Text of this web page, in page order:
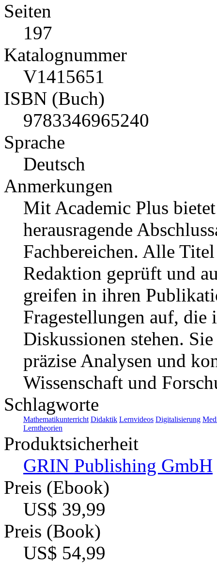
Seiten
197
Katalognummer
V1415651
ISBN (Buch)
9783346965240
Sprache
Deutsch
Anmerkungen
Mit Academic Plus
herausragende
Fachbereichen. Alle
Redaktion geprüft und
greifen in ihren
Fragestellungen auf,
Diskussionen stehen.
präzise Analysen und
Wissenschaft und
Schlagworte
Mathematikunterricht Didaktik Lernvideos Digitalisierung
Lerntheorien
Produktsicherheit
GRIN Publishing GmbH
Preis (Ebook)
US$ 39,99
Preis (Book)
US$ 54,99